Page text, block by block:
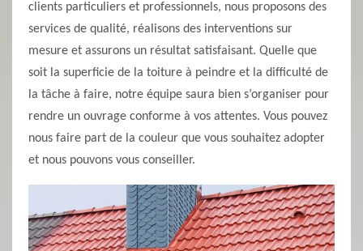
clients particuliers et professionnels, nous proposons des
services de qualité, réalisons des interventions sur
mesure et assurons un résultat satisfaisant. Quelle que
soit la superficie de la toiture à peindre et la difficulté de
la tâche à faire, notre équipe saura bien s’organiser pour
rendre un ouvrage conforme à vos attentes. Vous pouvez
nous faire part de la couleur que vous souhaitez adopter
et nous pouvons vous conseiller.